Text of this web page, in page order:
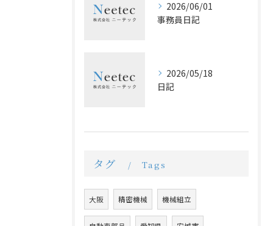
2026/06/01
事務員日記
2026/05/18
日記
タグ Tags
大阪 精密機械 機械組立